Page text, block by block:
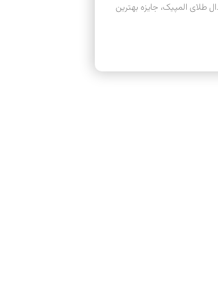
طلای المپیک، جایزه بهترین